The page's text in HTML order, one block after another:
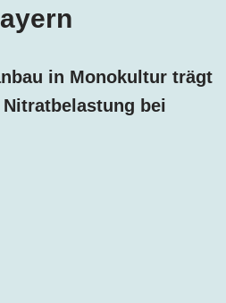
in Monokultur trägt
bei